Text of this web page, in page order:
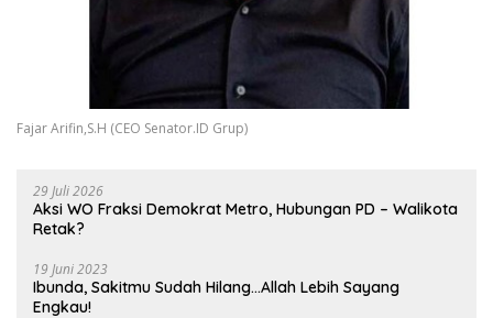
Fajar Arifin,S.H (CEO Senator.ID Grup)
29 Juli 2026
Aksi WO Fraksi Demokrat Metro, Hubungan PD – Walikota
Retak?
19 Juni 2023
Ibunda, Sakitmu Sudah Hilang…Allah Lebih Sayang
Engkau!